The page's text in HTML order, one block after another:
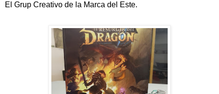
El Grup Creativo de la Marca del Este.